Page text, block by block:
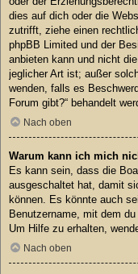
dies auf dich oder die
zutrifft, ziehe einen
phpBB Limited und der
anbieten kann und nicht
jeglicher Art ist; außer
wenden, falls es
Forum gibt?“ behandelt
Nach oben
Warum kann ich mich
Es kann sein, dass die
ausgeschaltet hat, damit
können. Es könnte auch
Benutzername, mit dem
Um Hilfe zu erhalten,
Nach oben